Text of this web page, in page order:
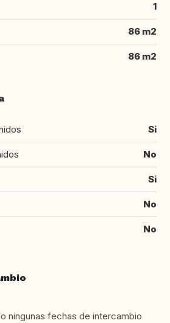
1
86 m2
86 m2
Si
No
Si
No
No
ningunas fechas de intercambio